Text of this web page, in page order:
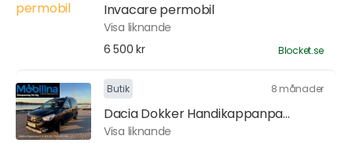
Invacare permobil
Visa liknande
6 500 kr
Blocket.se
Butik 8 månader
Dacia Dokker Handikappanpa...
Visa liknande